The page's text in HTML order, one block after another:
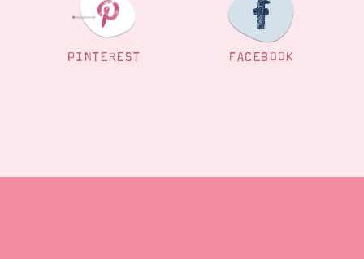
PINTEREST FACEBOOK